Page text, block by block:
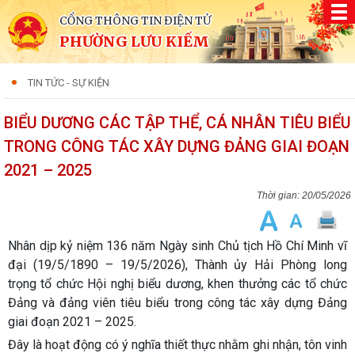
CỔNG THÔNG TIN ĐIỆN TỬ
PHƯỜNG LƯU KIẾM
TIN TỨC - SỰ KIỆN
BIỂU DƯƠNG CÁC TẬP THỂ, CÁ NHÂN TIÊU BIỂU
TRONG CÔNG TÁC XÂY DỰNG ĐẢNG GIAI ĐOẠN
2021 – 2025
20/05/2026
Nhân dịp kỷ niệm 136 năm Ngày sinh Chủ tịch Hồ Chí Minh vĩ
đại (19/5/1890 – 19/5/2026), Thành ủy Hải Phòng long
trọng tổ chức Hội nghị biểu dương, khen thưởng các tổ chức
Đảng và đảng viên tiêu biểu trong công tác xây dựng Đảng
giai đoạn 2021 – 2025.
Đây là hoạt động có ý nghĩa thiết thực nhằm ghi nhận, tôn vinh